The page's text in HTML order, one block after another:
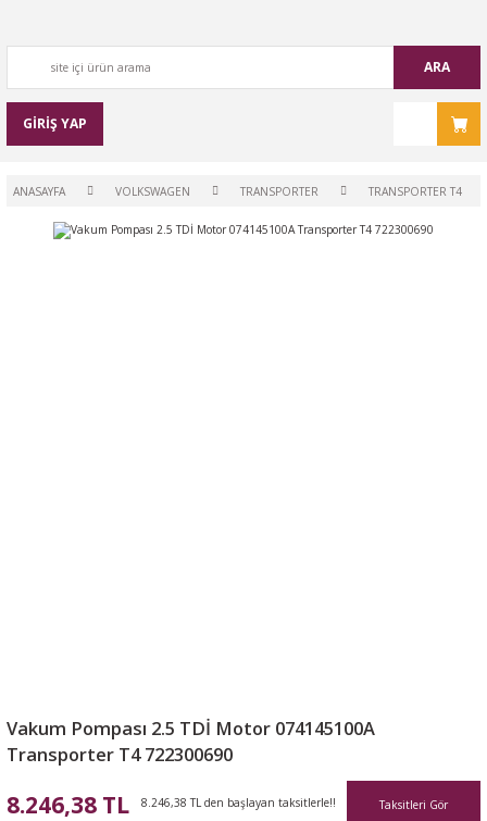
ARA
GİRİŞ YAP
ANASAYFA VOLKSWAGEN TRANSPORTER TRANSPORTER T4
Vakum Pompası 2.5 TDİ Motor 074145100A
Transporter T4 722300690
8.246,38 TL 8.246,38 TL den başlayan taksitlerle!! Taksitleri Gör